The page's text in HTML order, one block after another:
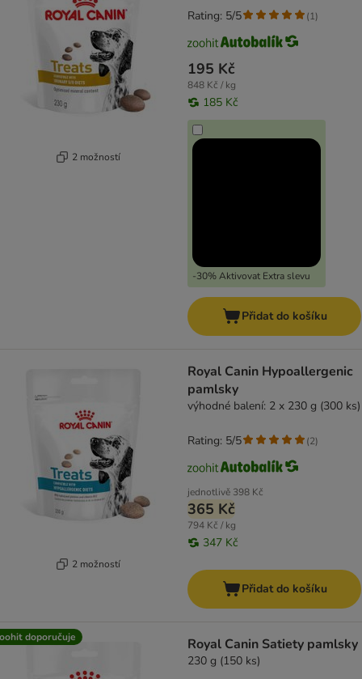
2 možností
195 Kč
848 Kč / kg
185 Kč
-30% Aktivovat Extra slevu
Rating: 5/5 (1)
Přidat do košíku
2 možností
Royal Canin Hypoallergenic
pamlsky
výhodné balení: 2 x 230 g (300 ks)
jednotlivě 398 Kč
365 Kč
794 Kč / kg
347 Kč
Rating: 5/5 (2)
Přidat do košíku
doporučuje Royal Canin Satiety pamlsky
230 g (150 ks)